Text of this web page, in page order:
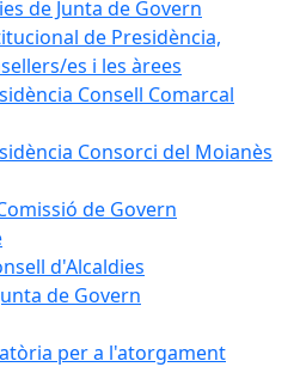
de Junta de Govern
de Presidència,
es i les àrees
Consell Comarcal
Consorci del Moianès
de Govern
d'Alcaldies
de Govern
per a l'atorgament